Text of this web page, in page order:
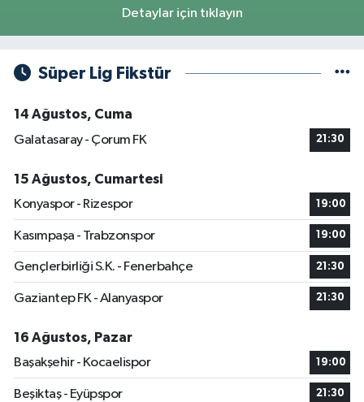
Detaylar için tıklayın
Süper Lig Fikstür
14 Ağustos, Cuma
Galatasaray - Çorum FK
21:30
15 Ağustos, Cumartesi
Konyaspor - Rizespor
19:00
Kasımpaşa - Trabzonspor 19:00
Gençlerbirliği S.K. - Fenerbahçe 21:30
Gaziantep FK - Alanyaspor 21:30
16 Ağustos, Pazar
Başakşehir - Kocaelispor
19:00
Beşiktaş - Eyüpspor 21:30